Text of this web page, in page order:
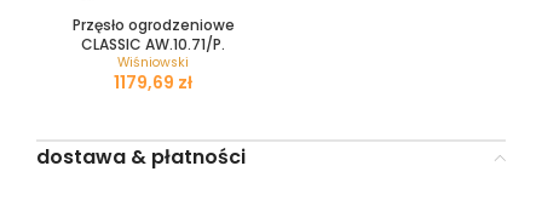
Przęsło ogrodzeniowe
CLASSIC AW.10.71/P.
Wiśniowski
zł
dostawa & płatności